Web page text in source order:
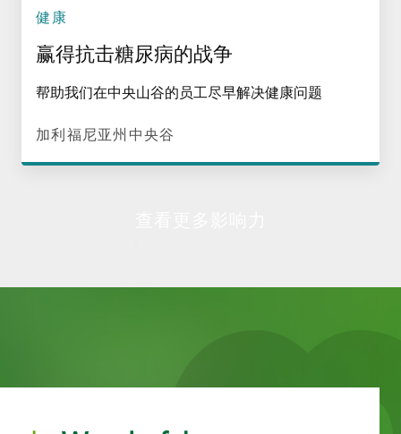
健康
赢得抗击糖尿病的战争
帮助我们在中央山谷的员工尽早解决健康问题
加利福尼亚州中央谷